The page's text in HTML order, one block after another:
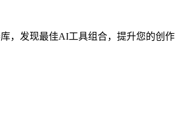
，发现最佳AI工具组合，提升您的创作